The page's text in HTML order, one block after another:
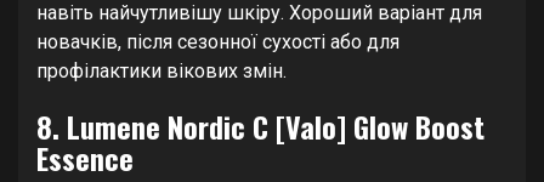
навіть найчутливішу шкіру. Хороший варіант для
новачків, після сезонної сухості або для
профілактики вікових змін.
8. Lumene Nordic C [Valo] Glow Boost
Essence